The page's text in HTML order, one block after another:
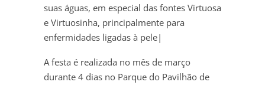
suas águas, em especial das fontes Virtuosa
e Virtuosinha, principalmente para
enfermidades ligadas à pele|
A festa é realizada no mês de março
durante 4 dias no Parque do Pavilhão de